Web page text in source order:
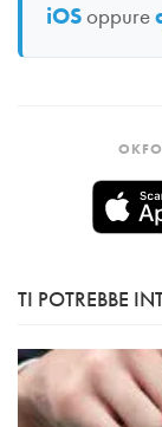
iOSoppure
TI POTREBBE